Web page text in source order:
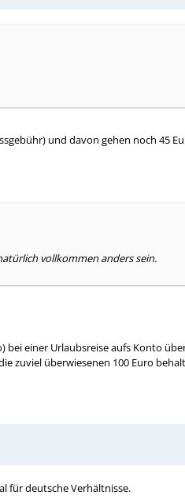
und davon gehen noch 45
vollkommen anders sein.
einer Urlaubsreise aufs Konto
zuviel überwiesenen 100 Euro
für deutsche Verhältnisse.